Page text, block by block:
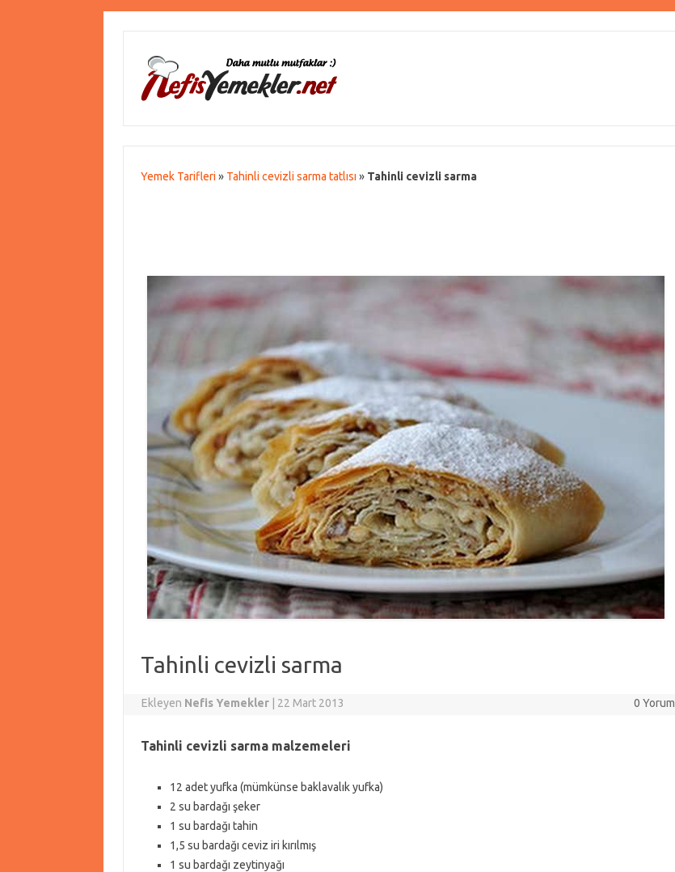
Yemek Tarifleri » Tahinli cevizli sarma tatlısı » Tahinli cevizli sarma
Tahinli cevizli sarma
Ekleyen Nefis Yemekler 22 Mart 2013 0 Yorum
Tahinli cevizli sarma malzemeleri
12 adet yufka (mümkünse baklavalık yufka)
2 su bardağı şeker
1 su bardağı tahin
1,5 su bardağı ceviz iri kırılmış
1 su bardağı zeytinyağı